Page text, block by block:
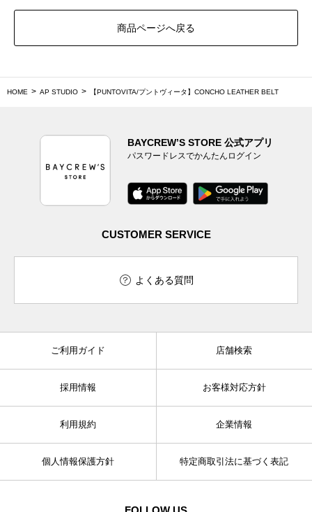
商品ページへ戻る
HOME AP STUDIO 【PUNTOVITA/プントヴィータ】CONCHO LEATHER BELT
BAYCREW’S STORE 公式アプリ
パスワードレスでかんたんログイン
CUSTOMER SERVICE
よくある質問
ご利用ガイド 店舗検索
採用情報 お客様対応方針
利用規約 企業情報
個人情報保護方針 特定商取引法に基づく表記